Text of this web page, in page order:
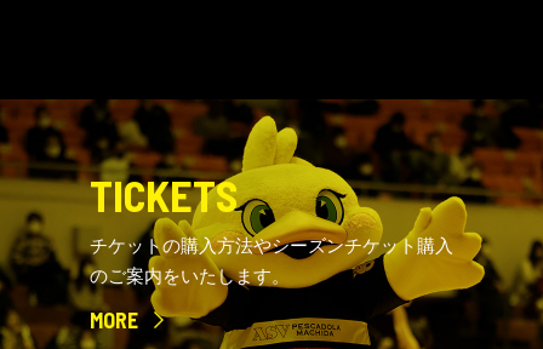
TICKETS
チケットの購入方法やシーズンチケット購入
のご案内をいたします。
MORE